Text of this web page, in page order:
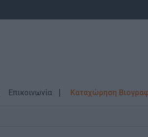
Επικοινωνία Καταχώρηση